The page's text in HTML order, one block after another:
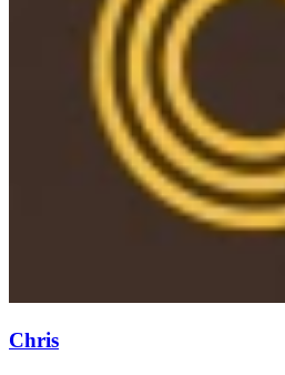
Chris